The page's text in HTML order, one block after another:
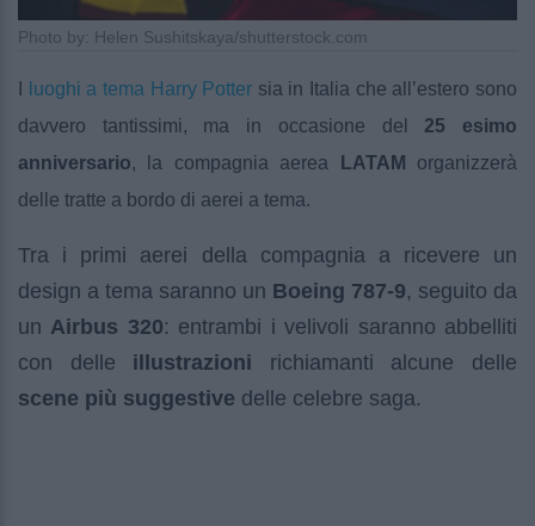
Photo by: Helen Sushitskaya/shutterstock.com
luoghi a tema Harry Potter sia in Italia che all’estero sono
davvero tantissimi, ma in occasione del 25 esimo
anniversario, la compagnia aerea LATAM
organizzerà
delle tratte a bordo di aerei a tema.
Tra i primi aerei della compagnia a ricevere un
design a tema saranno un Boeing 787-9, seguito da
un Airbus 320: entrambi i velivoli saranno abbelliti
con delle illustrazioni richiamanti alcune delle
scene più suggestive delle celebre saga.